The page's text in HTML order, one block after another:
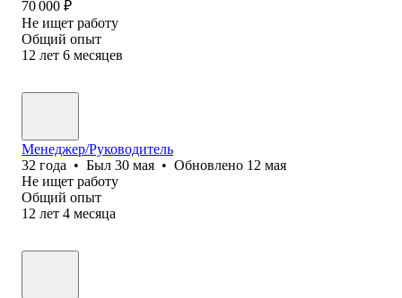
70 000 ₽
Не ищет работу
Общий опыт
12 лет 6 месяцев
Менеджер/Руководитель
32 года • Был 30 мая • Обновлено 12 мая
Не ищет работу
Общий опыт
12 лет 4 месяца